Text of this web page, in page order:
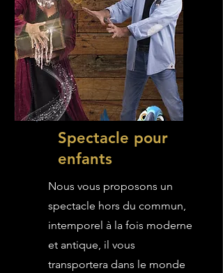
Spectacle pour
enfants
Nous vous proposons un
spectacle hors du commun,
intemporel à la fois moderne
et antique, il vous
transportera dans le monde